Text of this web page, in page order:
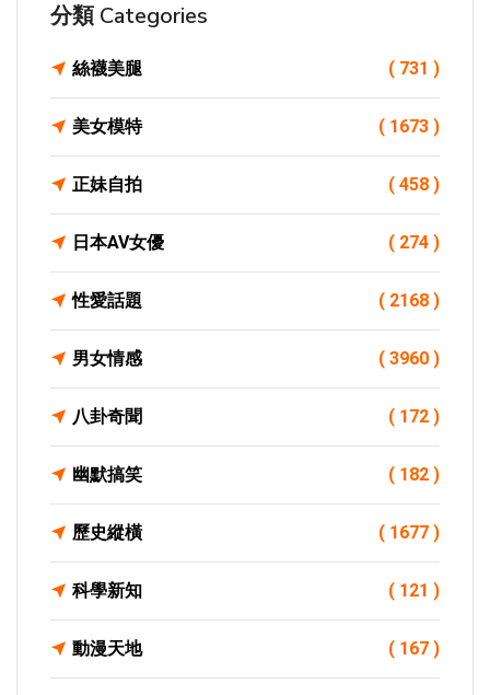
分類 Categories
絲襪美腿 ( 731 )
美女模特 ( 1673 )
正妹自拍 ( 458 )
日本AV女優 ( 274 )
性愛話題 ( 2168 )
男女情感 ( 3960 )
八卦奇聞 ( 172 )
幽默搞笑 ( 182 )
歷史縱橫 ( 1677 )
科學新知 ( 121 )
動漫天地 ( 167 )